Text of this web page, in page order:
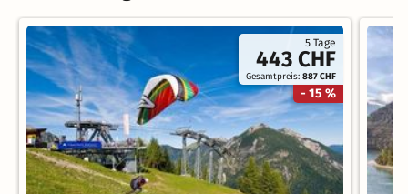
5 Tage
443 CHF
Gesamtpreis:887 CHF
- 15 %